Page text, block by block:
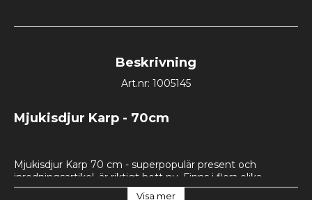
Beskrivning
Art.nr: 1005145
Mjukisdjur Karp - 70cm
Mjukisdjur Karp 70 cm - superpopulär present och
inredningsartikel, är riktigt hett nu. Finns i flera olika
storlekar och modeller. Oavsett om det är till pojkrummet,
Visa mer